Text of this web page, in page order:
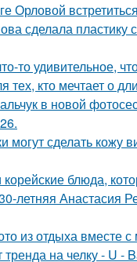
Орловой
сделала пластику
то удивительное,
кто мечтает о
в новой
сделать кожу
блюда,
летняя Анастасия
из отдыха вместе
на челку - U